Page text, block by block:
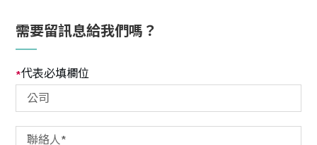
需要留訊息給我們嗎？
*代表必填欄位